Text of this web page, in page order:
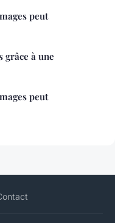
peut
grâce à une
peut